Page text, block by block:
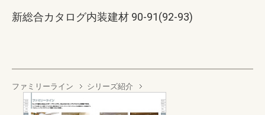
新総合カタログ内装建材 90-91(92-93)
ファミリーライン シリーズ紹介